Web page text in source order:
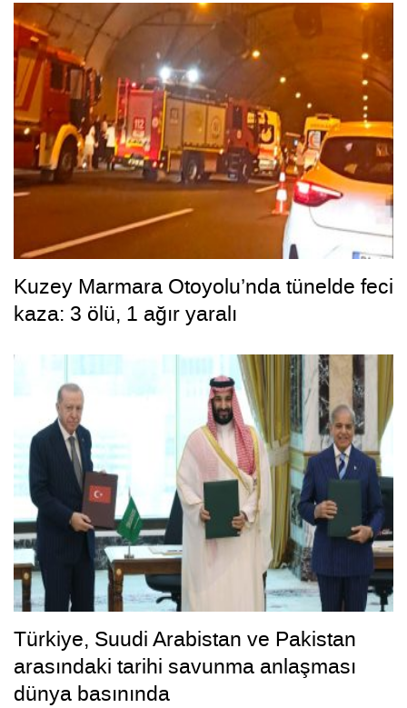
Kuzey Marmara Otoyolu’nda tünelde feci
kaza: 3 ölü, 1 ağır yaralı
Türkiye, Suudi Arabistan ve Pakistan
arasındaki tarihi savunma anlaşması
dünya basınında